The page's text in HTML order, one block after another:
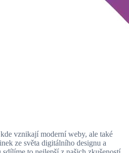
vznikají moderní weby, ale také
ze světa digitálního designu a